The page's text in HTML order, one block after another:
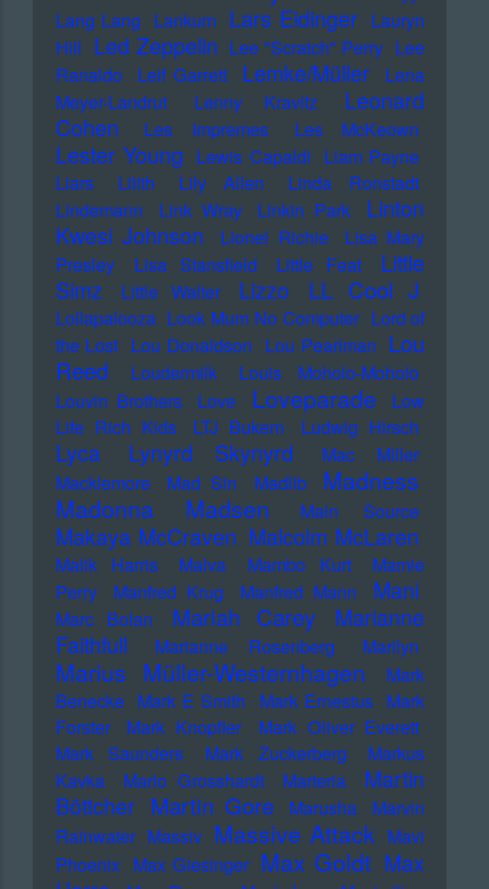
Lang Lang Lankum Lars Eidinger Lauryn
Hill Led Zeppelin Lee "Scratch" Perry Lee
Ranaldo
Leif Garrett Lemke/Müller
Lena
Meyer-Landrut
Lenny Kravitz
Leonard
Cohen
Les Impremes Les McKeown
Lester Young Lewis Capaldi Liam Payne
Liars
Lilith Lily Allen
Linda Ronstadt
Lindemann
Link Wray Linkin Park
Linton
Kwesi Johnson
Lionel Richie
Lisa Mary
Presley
Lisa Stansfield Little Feat
Little
Simz
Little Walter Lizzo LL Cool J
Lollapalooza Look Mum No Computer Lord of
the Lost Lou Donaldson Lou Pearlman Lou
Reed
Loudermilk
Louis Moholo-Moholo
Louvin Brothers
Love Loveparade
Low
Life Rich Kids
LTJ Bukem Ludwig Hirsch
Lyca Lynyrd Skynyrd
Mac Miller
Macklemore
Mad Sin Madlib
Madness
Madonna
Madsen Main Source
Makaya McCraven Malcolm McLaren
Malik Harris Malva Mambo Kurt
Mamie
Perry
Manfred Krug Manfred Mann Mani
Marc Bolan Mariah Carey
Marianne
Faithfull
Marianne Rosenberg Marilyn
Marius Müller-Westernhagen
Mark
Benecke Mark E Smith Mark Ernestus Mark
Forster
Mark Knopfler
Mark Oliver Everett
Mark Saunders
Mark Zuckerberg
Markus
Kavka
Marlo Grosshardt Marteria
Martin
Böttcher Martin Gore Marusha
Marvin
Rainwater Massiv Massive Attack Mavi
Phoenix Max Giesinger Max Goldt Max